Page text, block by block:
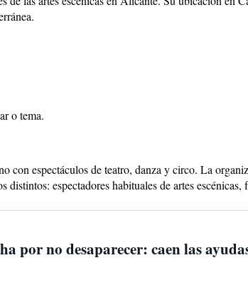
o tema.
con espectáculos de teatro, danza y circo. La
espectadores habituales de artes
por no desaparecer: caen las